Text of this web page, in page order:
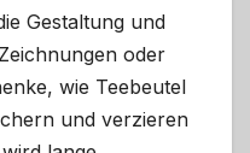
Gestaltung und
oder
wie Teebeutel
und verzieren